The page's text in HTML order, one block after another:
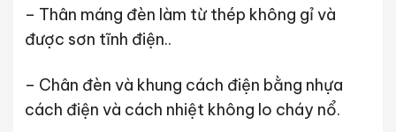
– Thân máng đèn làm từ thép không gỉ và
được sơn tĩnh điện..
– Chân đèn và khung cách điện bằng nhựa
cách điện và cách nhiệt không lo cháy nổ.